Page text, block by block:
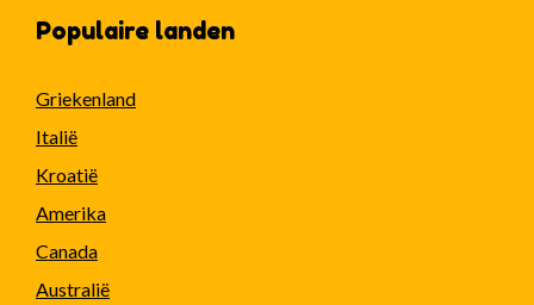
Populaire landen
Griekenland
Italië
Kroatië
Amerika
Canada
Australië